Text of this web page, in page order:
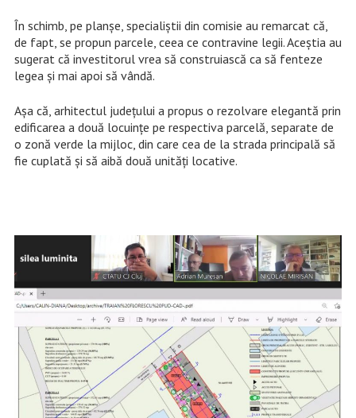
În schimb, pe planșe, specialiștii din comisie au remarcat că,
de fapt, se propun parcele, ceea ce contravine legii. Aceștia au
sugerat că investitorul vrea să construiască ca să fenteze
legea și mai apoi să vândă.
Așa că, arhitectul județului a propus o rezolvare elegantă prin
edificarea a două locuințe pe respectiva parcelă, separate de
o zonă verde la mijloc, din care cea de la strada principală să
fie cuplată și să aibă două unități locative.